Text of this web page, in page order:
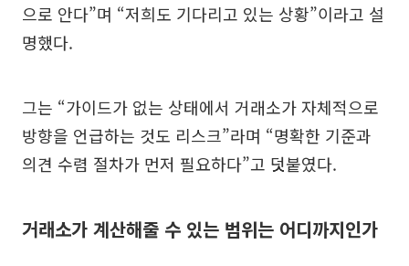
으로 안다”며 “저희도 기다리고 있는 상황”이라고 설
명했다.
그는 “가이드가 없는 상태에서 거래소가 자체적으로
방향을 언급하는 것도 리스크”라며 “명확한 기준과
의견 수렴 절차가 먼저 필요하다”고 덧붙였다.
거래소가 계산해줄 수 있는 범위는 어디까지인가